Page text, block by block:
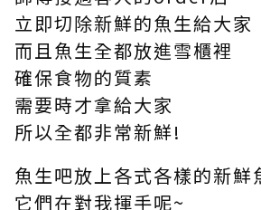
立即切除新鮮的魚生給大家
而且魚生全都放進雪櫃裡
確保食物的質素
需要時才拿給大家
所以全都非常新鮮!
魚生吧放上各式各樣的新
它們在對我揮手呢~